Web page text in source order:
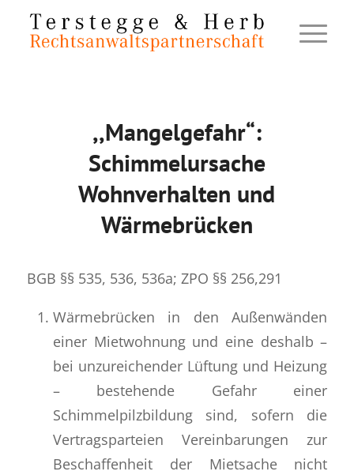
,,Mangelgefahr“:
Schimmelursache
Wohnverhalten und
Wärmebrücken
BGB §§ 535, 536, 536a; ZPO §§ 256,291
Wärmebrücken in den Außenwänden
einer Mietwohnung und eine deshalb –
bei unzureichender Lüftung und Heizung
– bestehende Gefahr einer
Schimmelpilzbildung sind, sofern die
Vertragsparteien Vereinbarungen zur
Beschaffenheit der Mietsache nicht